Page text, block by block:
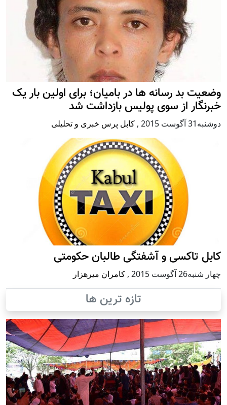
وضعیت بد رسانه ها در بامیان؛ برای اولین بار یک
خبرنگار از سوی پولیس بازداشت شد
دوشنبه31 آگوست 2015 , کابل پرس خبری و تحلیلی
کابل تاکسی و آشفتگی طالبان حکومتی
چهار شنبه26 آگوست 2015 , کامران میرهزار
تازه ترین ها